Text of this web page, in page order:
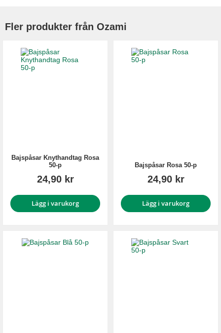
Fler produkter från Ozami
Bajspåsar Knythandtag Rosa
50-p
24,90 kr
Lägg i varukorg
Bajspåsar Rosa 50-p
24,90 kr
Lägg i varukorg